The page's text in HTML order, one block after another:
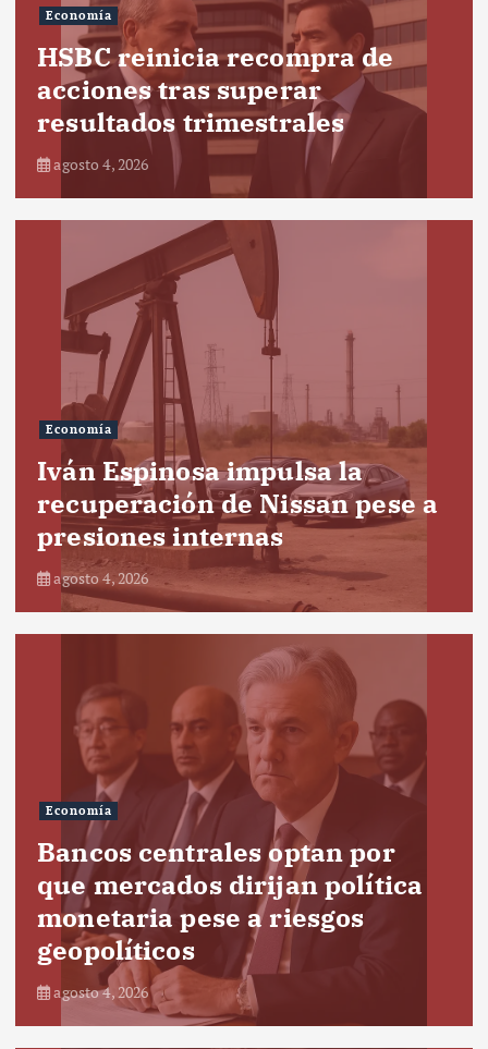
Economía
HSBC reinicia recompra de
acciones tras superar
resultados trimestrales
agosto 4, 2026
Economía
Iván Espinosa impulsa la
recuperación de Nissan pese a
presiones internas
agosto 4, 2026
Economía
Bancos centrales optan por
que mercados dirijan política
monetaria pese a riesgos
geopolíticos
agosto 4, 2026